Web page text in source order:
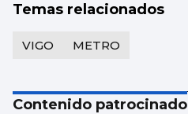
Temas relacionados
VIGO METRO
Contenido patrocinado